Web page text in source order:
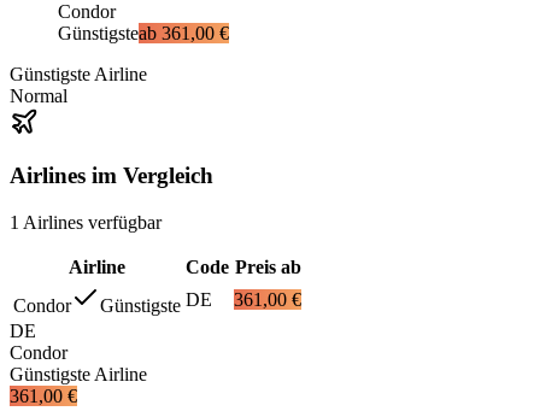
Condor
Günstigsteab 361,00 €
Günstigste Airline
Normal
Airlines im Vergleich
1 Airlines verfügbar
Airline Code Preis ab
Condor
Günstigste DE
361,00 €
DE
Condor
Günstigste Airline
361,00 €